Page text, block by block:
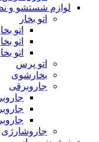
لوازم شستشو و
اتو بخار
اتو
اتو
اتو
اتو پرس
بخارشوی
جاروبرقی
جاروشارژی